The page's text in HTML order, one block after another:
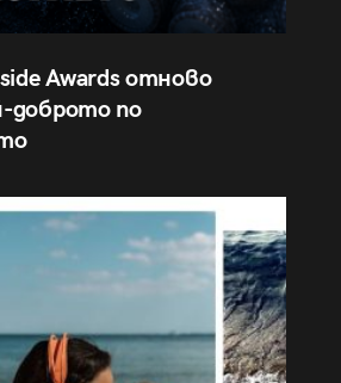
Awards отново
доброто по